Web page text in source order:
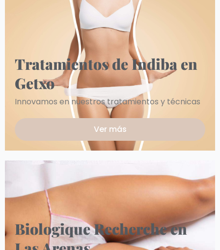
Tratamientos de Indiba en
Getxo
Innovamos en nuestros tratamientos y técnicas
Ver más
Biologique Recherche en